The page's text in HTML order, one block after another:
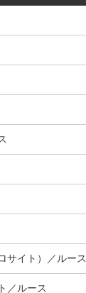
サイト）／ルース
／ルース